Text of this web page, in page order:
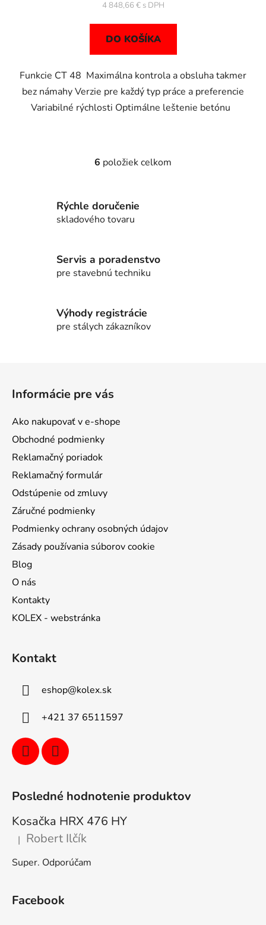
4 848,66 €
DO KOŠÍKA
Funkcie CT 48 Maximálna kontrola a obsluha takmer
bez námahy Verzie pre každý typ práce a preferencie
Variabilné rýchlosti Optimálne leštenie betónu
O
á
d
i
e
v
k
6 položiek celkom
Rýchle doručenie
skladového tovaru
Servis a poradenstvo
pre stavebnú techniku
Výhody registrácie
pre stálych zákazníkov
Informácie pre vás
Ako nakupovať v e-shope
Obchodné podmienky
Reklamačný poriadok
Reklamačný formulár
Odstúpenie od zmluvy
Záručné podmienky
Podmienky ochrany osobných údajov
Zásady používania súborov cookie
Blog
O nás
Kontakty
KOLEX - webstránka
Kontakt
eshop@kolex.sk
+421 37 6511597
Posledné hodnotenie produktov
Kosačka HRX 476 HY
Hodnotenie produktu je 5 z 5 hviezdičiek.
| Robert Ilčík
Super. Odporúčam
Facebook